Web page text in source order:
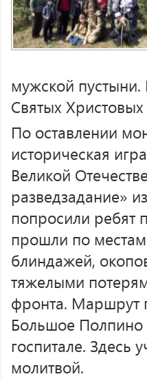
мужской пустыни.
Святых
По оставлении
историческая
Великой
разведзадание»
попросили ребят
прошли по местам
блиндажей,
тяжелыми
фронта. Маршрут
Большое
госпитале. Здесь
молитвой.